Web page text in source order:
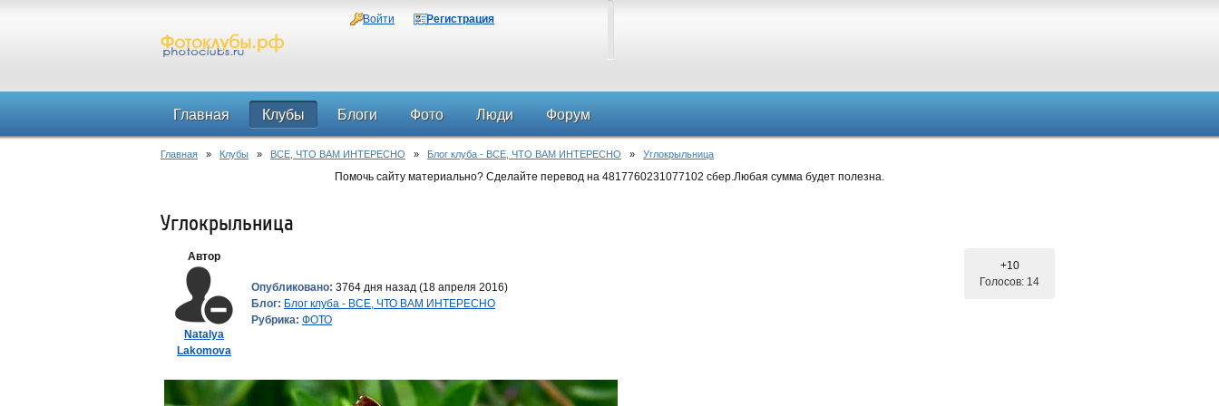
Войти Регистрация
Главная Клубы Блоги Фото Люди Форум
Главная » Клубы » ВСЕ, ЧТО ВАМ ИНТЕРЕСНО » Блог клуба - ВСЕ, ЧТО ВАМ ИНТЕРЕСНО » Углокрыльница
Помочь сайту материально? Сделайте перевод на 4817760231077102 сбер.Любая сумма будет полезна.
Углокрыльница
Автор
Natalya
Lakomova
Опубликовано: 3764 дня назад (18 апреля 2016)
Блог: Блог клуба - ВСЕ, ЧТО ВАМ ИНТЕРЕСНО
Рубрика: ФОТО
+10
Голосов: 14